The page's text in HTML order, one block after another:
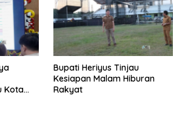
Kota
Bupati Heriyus Tinjau
Kesiapan Malam Hiburan
Rakyat